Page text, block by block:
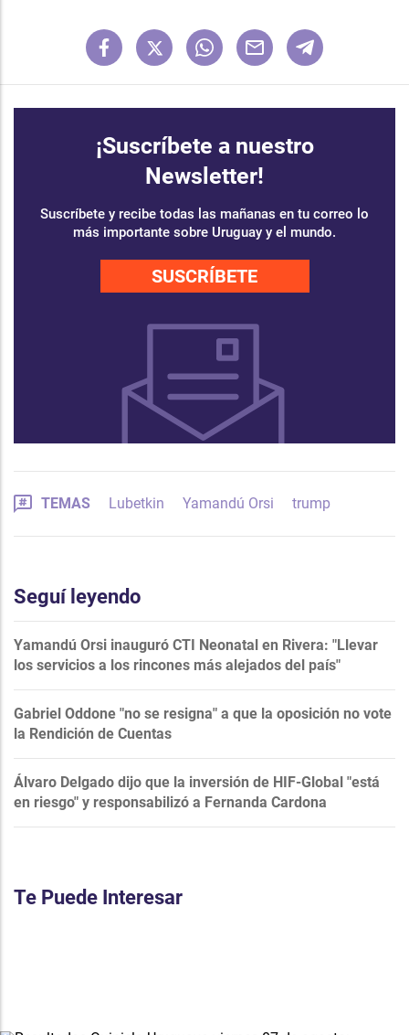
¡Suscríbete a nuestro
Newsletter!
Suscríbete y recibe todas las mañanas en tu correo lo
más importante sobre Uruguay y el mundo.
SUSCRÍBETE
TEMAS Lubetkin Yamandú Orsi trump
Seguí leyendo
Yamandú Orsi inauguró CTI Neonatal en Rivera: "Llevar
los servicios a los rincones más alejados del país"
Gabriel Oddone "no se resigna" a que la oposición no vote
la Rendición de Cuentas
Álvaro Delgado dijo que la inversión de HIF-Global "está
en riesgo" y responsabilizó a Fernanda Cardona
Te Puede Interesar